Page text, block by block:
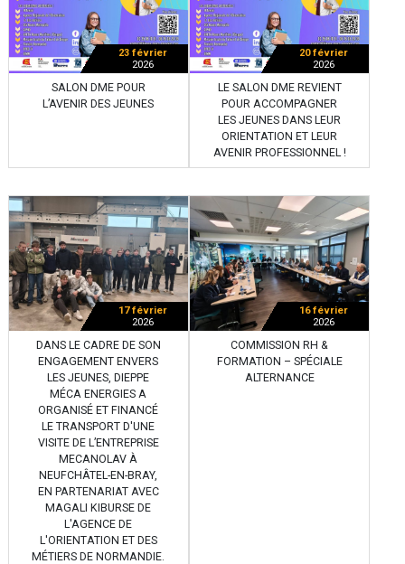
23 février
2026
SALON DME POUR
L’AVENIR DES JEUNES
20 février
2026
LE SALON DME REVIENT
POUR ACCOMPAGNER
LES JEUNES DANS LEUR
ORIENTATION ET LEUR
AVENIR PROFESSIONNEL !
17 février
2026
DANS LE CADRE DE SON
ENGAGEMENT ENVERS
LES JEUNES, DIEPPE
MÉCA ENERGIES A
ORGANISÉ ET FINANCÉ
LE TRANSPORT D'UNE
VISITE DE L’ENTREPRISE
MECANOLAV À
NEUFCHÂTEL-EN-BRAY,
EN PARTENARIAT AVEC
MAGALI KIBURSE DE
L'AGENCE DE
L'ORIENTATION ET DES
MÉTIERS DE NORMANDIE.
16 février
2026
COMMISSION RH &
FORMATION – SPÉCIALE
ALTERNANCE